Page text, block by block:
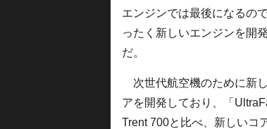
エンジンでは最後になるの
ったく新しいエンジンを開
だ。
次世代航空機のために新
アを開発しており、「
Trent 700と比べ、新しいコ